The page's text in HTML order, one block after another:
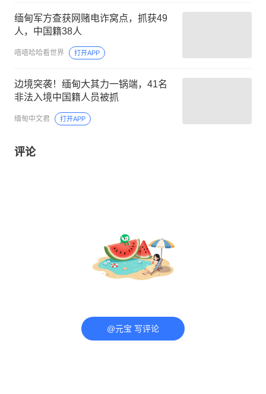
缅甸军方查获网赌电诈窝点，抓获49
人，中国籍38人
嘻嘻哈哈看世界 打开APP
边境突袭！缅甸大其力一锅端，41名
非法入境中国籍人员被抓
缅甸中文君 打开APP
评论
@元宝 写评论